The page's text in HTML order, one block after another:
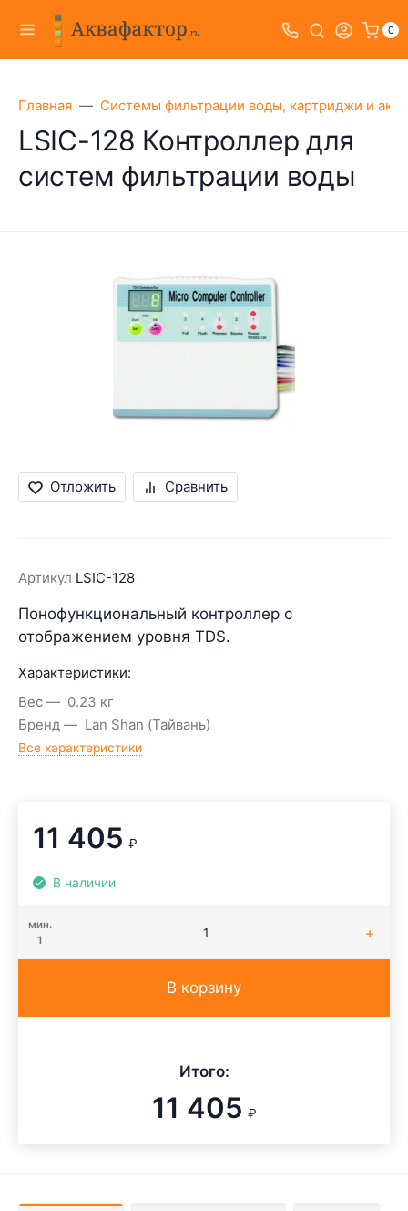
0
Главная Системы фильтрации воды, картриджи и
LSIC-128 Контроллер для
систем фильтрации воды
Отложить Сравнить
Артикул LSIC-128
Понофункциональный контроллер с
отображением уровня TDS.
Характеристики:
Вес
0.23 кг
Бренд
Lan Shan (Тайвань)
Все характеристики
11 405 ₽
В наличии
мин.
1
В корзину
Итого:
11 405 ₽